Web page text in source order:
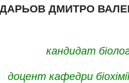
ДМИТРО
кандидат
доцент кафедри